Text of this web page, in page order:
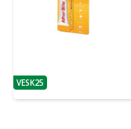
patarimas
VESK25